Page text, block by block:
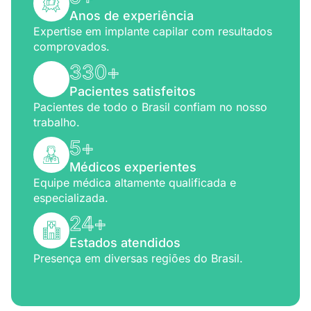
Anos de experiência
Expertise em implante capilar com resultados
comprovados.
330+
Pacientes satisfeitos
Pacientes de todo o Brasil confiam no nosso
trabalho.
5+
Médicos experientes
Equipe médica altamente qualificada e
especializada.
24+
Estados atendidos
Presença em diversas regiões do Brasil.